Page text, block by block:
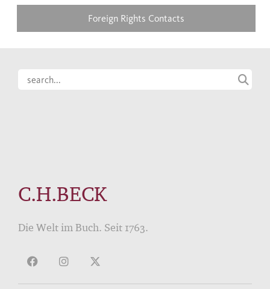
Foreign Rights Contacts
C.H.BECK
Die Welt im Buch. Seit 1763.